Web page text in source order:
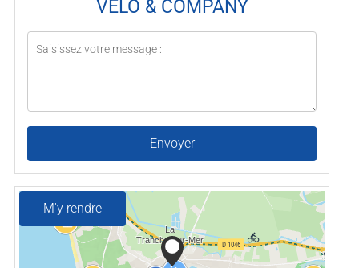
VELO & COMPANY
Envoyer
M'y rendre